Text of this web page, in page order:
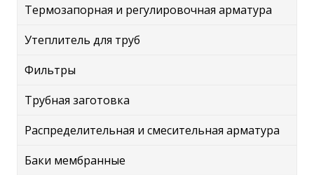
Термозапорная и регулировочная арматура
Утеплитель для труб
Фильтры
Трубная заготовка
Распределительная и смесительная арматура
Баки мембранные